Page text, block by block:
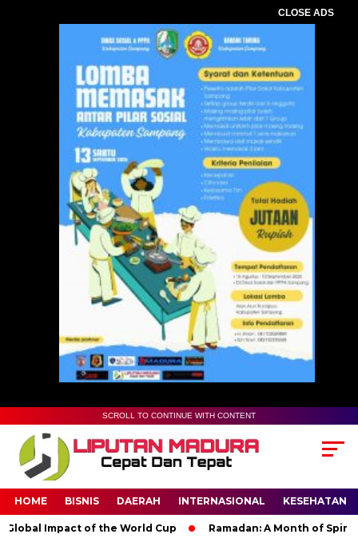
CLOSE ADS
SCROLL TO CONTINUE WITH CONTENT
HOME BISNIS DAERAH INTERNASIONAL KESEHATAN
Impact of the World Cup Ramadan: A Month of